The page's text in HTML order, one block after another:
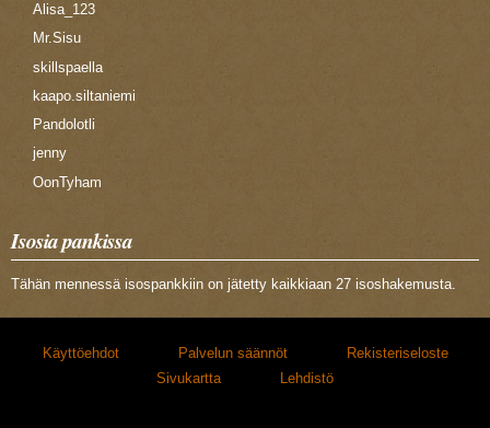
Alisa_123
Mr.Sisu
skillspaella
kaapo.siltaniemi
Pandolotli
jenny
OonTyham
Isosia pankissa
Tähän mennessä isospankkiin on jätetty kaikkiaan 27 isoshakemusta.
Käyttöehdot Palvelun säännöt
Rekisteriseloste
Sivukartta
Lehdistö